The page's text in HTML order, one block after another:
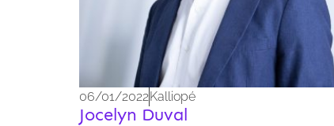
06/01/2022Kalliopé
Jocelyn Duval